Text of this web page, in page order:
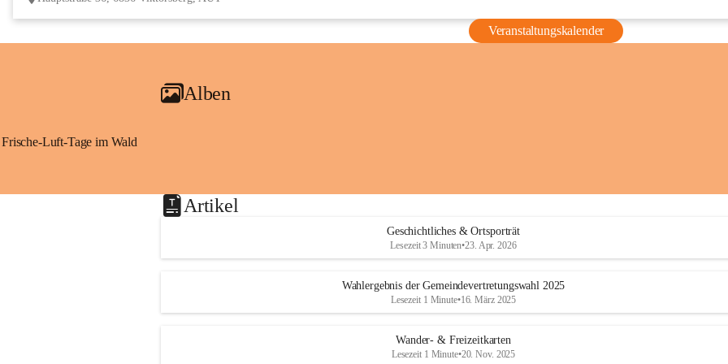
Veranstaltungskalender
Alben
Frische-Luft-Tage im Wald
Artikel
Geschichtliches & Ortsporträt
Lesezeit 3 Minuten•23. Apr. 2026
Wahlergebnis der Gemeindevertretungswahl 2025
Lesezeit 1 Minute•16. März 2025
Wander- & Freizeitkarten
Lesezeit 1 Minute•20. Nov. 2025